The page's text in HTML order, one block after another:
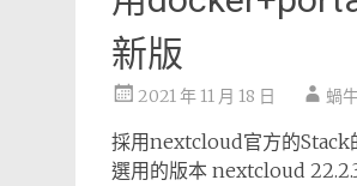
新版
2021 年 11 月 18 日 蝸
採用nextcloud官方的Stack
選用的版本 nextcloud